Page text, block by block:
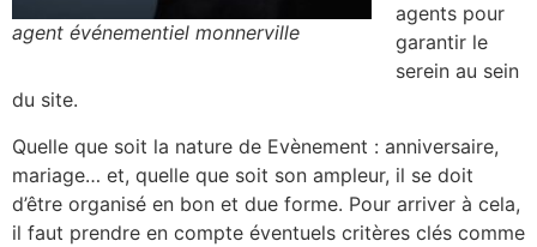
agent événementiel monnerville
agents pour
garantir le
serein au sein
du site.
Quelle que soit la nature de Evènement : anniversaire,
mariage… et, quelle que soit son ampleur, il se doit
d’être organisé en bon et due forme. Pour arriver à cela,
il faut prendre en compte éventuels critères clés comme